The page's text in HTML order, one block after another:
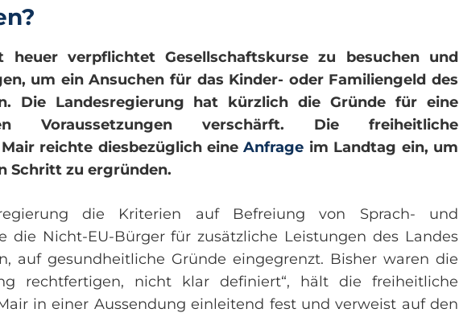
heuer verpflichtet Gesellschaftskurse zu besuchen und
um ein Ansuchen für das Kinder- oder Familiengeld des
Die Landesregierung hat kürzlich die Gründe für eine
Voraussetzungen verschärft. Die freiheitliche
reichte diesbezüglich eineAnfrage im Landtag ein, um
Schritt zu ergründen.
die Kriterien auf Befreiung von Sprach- und
die Nicht-EU-Bürger für zusätzliche Leistungen des Landes
auf gesundheitliche Gründe eingegrenzt. Bisher waren die
rechtfertigen, nicht klar definiert“, hält die freiheitliche
in einer Aussendung einleitend fest und verweist auf den